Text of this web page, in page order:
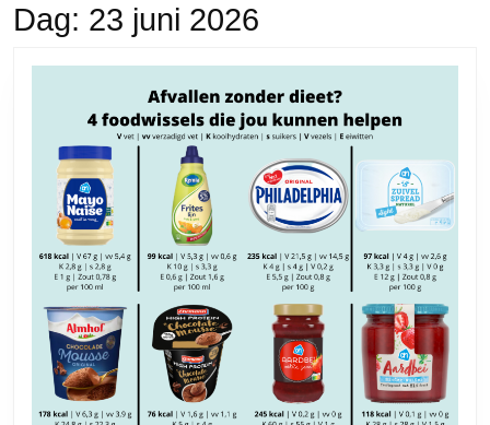
Dag: 23 juni 2026